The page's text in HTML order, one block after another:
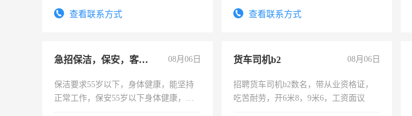
查看联系方式
表或者有医学资质的优先，底薪+绩效，
查看联系方式
急招保洁，保安，客服，工程 08月06日
保洁要求55岁以下，身体健康，能坚持
正常工作，保安55岁以下身体健康，有
货车司机b2 08月06日
招聘货车司机b2数名，带从业资格证，
吃苦耐劳，开6米8，9米6，工资面议